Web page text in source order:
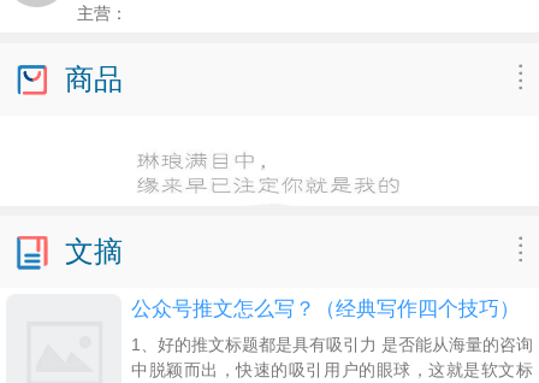
主营：
商品
文摘
公众号推文怎么写？（经典写作四个技巧）
1、好的推文标题都是具有吸引力 是否能从海量的咨询
中脱颖而出，快速的吸引用户的眼球，这就是软文标